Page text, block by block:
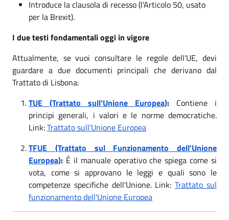
Introduce la clausola di recesso (l'Articolo 50, usato
per la Brexit).
I due testi fondamentali oggi in vigore
Attualmente, se vuoi consultare le regole dell'UE, devi
guardare a due documenti principali che derivano dal
Trattato di Lisbona:
TUE (Trattato sull'Unione Europea): Contiene i
principi generali, i valori e le norme democratiche.
Link:Trattato sull'Unione Europea
TFUE (Trattato sul Funzionamento dell'Unione
Europea): È il manuale operativo che spiega come si
vota, come si approvano le leggi e quali sono le
competenze specifiche dell'Unione. Link:Trattato sul
funzionamento dell'Unione Europea